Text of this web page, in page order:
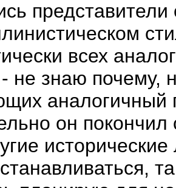
всех
не знаю почему,
аналогичный
он